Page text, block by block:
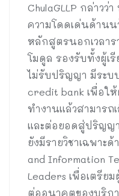
ChulaGLLP กล่าวว่
ความโดดเด่นด้าน
หลักสูตรนอกเวลา
โมดูล รองรับทั้งผู้เ
ไม่รับปริญญา มีระบ
credit bank เพื่อใ
ทำงานแล้วสามารถ
และต่อยอดสู่ปริญญ
ยังมีรายวิชาเฉพาะ
and Information
Leaders เพื่อเตรี
ต่ออนาคตของบริก